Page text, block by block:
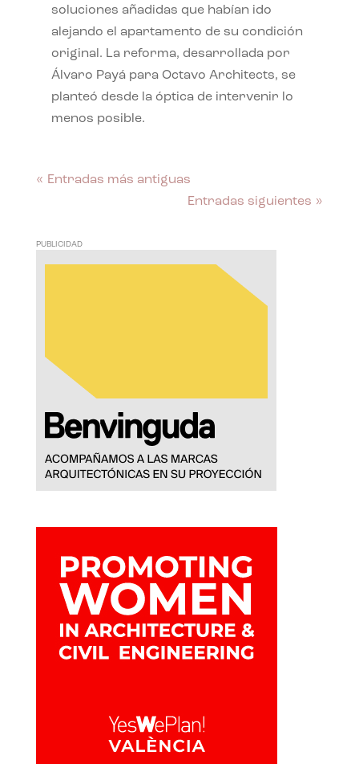
soluciones añadidas que habían ido
alejando el apartamento de su condición
original. La reforma, desarrollada por
Álvaro Payá para Octavo Architects, se
planteó desde la óptica de intervenir lo
menos posible.
« Entradas más antiguas
Entradas siguientes »
PUBLICIDAD